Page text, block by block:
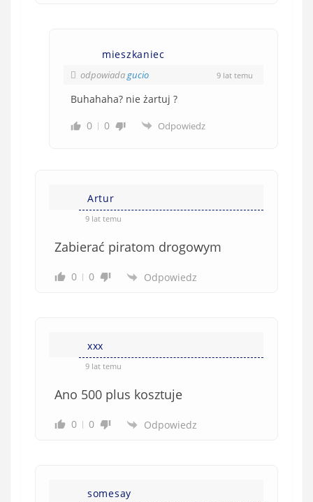
mieszkaniec
odpowiadagucio 9 lat temu
Buhahaha? nie żartuj ?
0
0 Odpowiedz
Artur
9 lat temu
Zabierać piratom drogowym
0 0 Odpowiedz
xxx
9 lat temu
Ano 500 plus kosztuje
0 0 Odpowiedz
somesay